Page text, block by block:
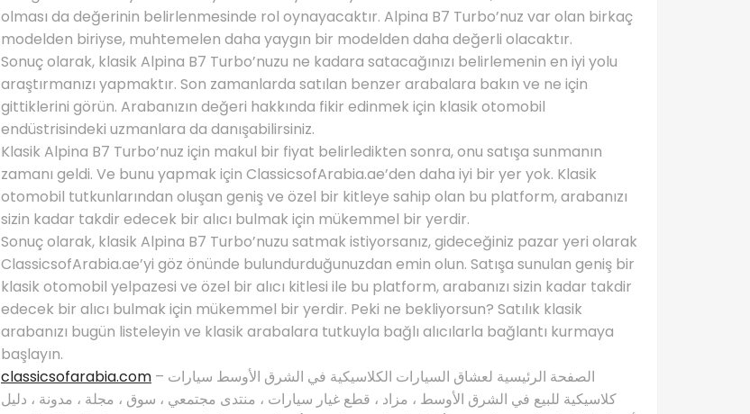
olması da değerinin belirlenmesinde rol oynayacaktır. Alpina B7 Turbo’nuz var olan birkaç
modelden biriyse, muhtemelen daha yaygın bir modelden daha değerli olacaktır.
Sonuç olarak, klasik Alpina B7 Turbo’nuzu ne kadara satacağınızı belirlemenin en iyi yolu
araştırmanızı yapmaktır. Son zamanlarda satılan benzer arabalara bakın ve ne için
gittiklerini görün. Arabanızın değeri hakkında fikir edinmek için klasik otomobil
endüstrisindeki uzmanlara da danışabilirsiniz.
Klasik Alpina B7 Turbo’nuz için makul bir fiyat belirledikten sonra, onu satışa sunmanın
zamanı geldi. Ve bunu yapmak için ClassicsofArabia.ae’den daha iyi bir yer yok. Klasik
otomobil tutkunlarından oluşan geniş ve özel bir kitleye sahip olan bu platform, arabanızı
sizin kadar takdir edecek bir alıcı bulmak için mükemmel bir yerdir.
Sonuç olarak, klasik Alpina B7 Turbo’nuzu satmak istiyorsanız, gideceğiniz pazar yeri olarak
ClassicsofArabia.ae’yi göz önünde bulundurduğunuzdan emin olun. Satışa sunulan geniş bir
klasik otomobil yelpazesi ve özel bir alıcı kitlesi ile bu platform, arabanızı sizin kadar takdir
edecek bir alıcı bulmak için mükemmel bir yerdir. Peki ne bekliyorsun? Satılık klasik
arabanızı bugün listeleyin ve klasik arabalara tutkuyla bağlı alıcılarla bağlantı kurmaya
başlayın.
classicsofarabia.com – الصفحة الرئيسية لعشاق السيارات الكلاسيكية في الشرق الأوسط سيارات
كلاسيكية للبيع في الشرق الأوسط ، مزاد ، قطع غيار سيارات ، منتدى مجتمعي ، سوق ، مجلة ، مدونة ، دليل